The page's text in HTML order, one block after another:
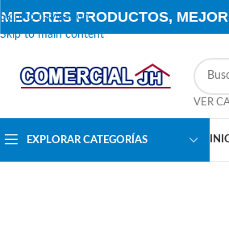
Skip to navigation
Skip to main content
MEJORES PRODUCTOS,
VER
EXPLORAR CATEGORÍAS